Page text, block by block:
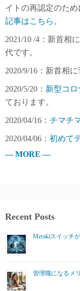
イトの再認定のため
記事はこちら 。
2021/10 /4：新首相
代です。
2020/9/16：新首相
2020/5/20： 新型コ
ております。
2020/04/16： チマチ
2020/04/06： 初めて
— MORE —
Recent Posts
Merakiスイッチ
管理職になるメ